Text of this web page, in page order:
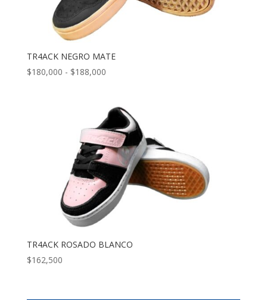
TR4ACK NEGRO MATE
$180,000 - $188,000Rango
desde
$180,000
hasta
$188,000
TR4ACK ROSADO BLANCO
$162,500